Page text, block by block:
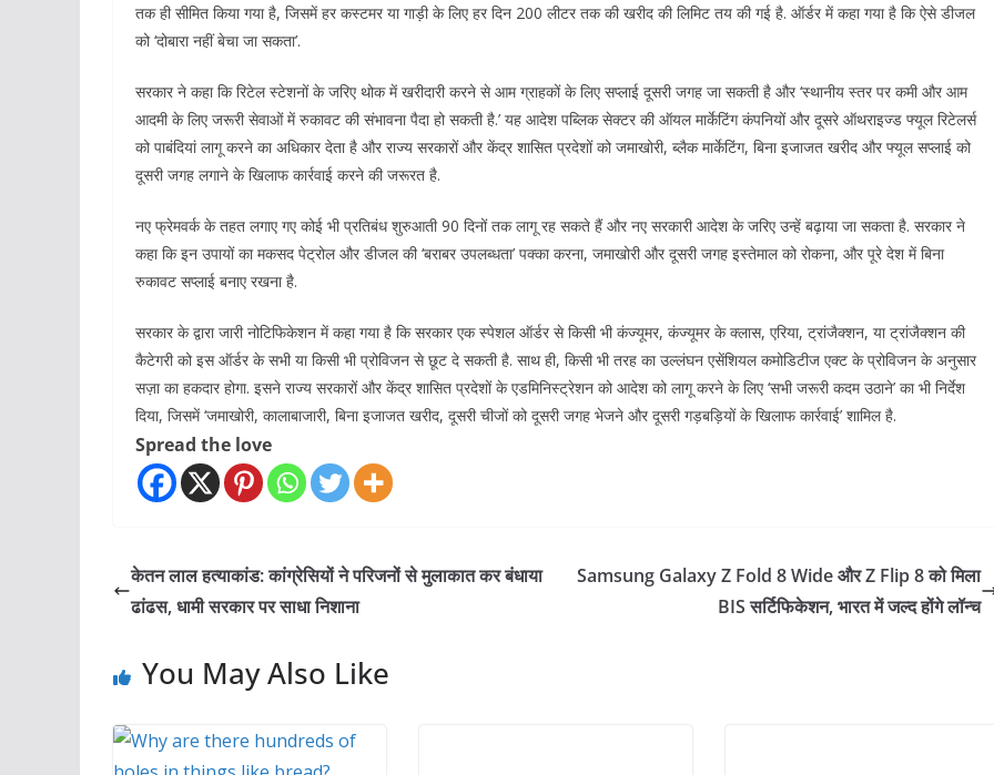
तक ही सीमित किया गया है, जिसमें हर कस्टमर या गाड़ी के लिए हर दिन 200 लीटर तक की खरीद की लिमिट तय की गई है. ऑर्डर में कहा गया है कि ऐसे डीजल
को ‘दोबारा नहीं बेचा जा सकता’.
सरकार ने कहा कि रिटेल स्टेशनों के जरिए थोक में खरीदारी करने से आम ग्राहकों के लिए सप्लाई दूसरी जगह जा सकती है और ‘स्थानीय स्तर पर कमी और आम
आदमी के लिए जरूरी सेवाओं में रुकावट की संभावना पैदा हो सकती है.’ यह आदेश पब्लिक सेक्टर की ऑयल मार्केटिंग कंपनियों और दूसरे ऑथराइज्ड फ्यूल रिटेलर्स
को पाबंदियां लागू करने का अधिकार देता है और राज्य सरकारों और केंद्र शासित प्रदेशों को जमाखोरी, ब्लैक मार्केटिंग, बिना इजाजत खरीद और फ्यूल सप्लाई को
दूसरी जगह लगाने के खिलाफ कार्रवाई करने की जरूरत है.
नए फ्रेमवर्क के तहत लगाए गए कोई भी प्रतिबंध शुरुआती 90 दिनों तक लागू रह सकते हैं और नए सरकारी आदेश के जरिए उन्हें बढ़ाया जा सकता है. सरकार ने
कहा कि इन उपायों का मकसद पेट्रोल और डीजल की ‘बराबर उपलब्धता’ पक्का करना, जमाखोरी और दूसरी जगह इस्तेमाल को रोकना, और पूरे देश में बिना
रुकावट सप्लाई बनाए रखना है.
सरकार के द्वारा जारी नोटिफिकेशन में कहा गया है कि सरकार एक स्पेशल ऑर्डर से किसी भी कंज्यूमर, कंज्यूमर के क्लास, एरिया, ट्रांजैक्शन, या ट्रांजैक्शन की
कैटेगरी को इस ऑर्डर के सभी या किसी भी प्रोविजन से छूट दे सकती है. साथ ही, किसी भी तरह का उल्लंघन एसेंशियल कमोडिटीज एक्ट के प्रोविजन के अनुसार
सज़ा का हकदार होगा. इसने राज्य सरकारों और केंद्र शासित प्रदेशों के एडमिनिस्ट्रेशन को आदेश को लागू करने के लिए ‘सभी जरूरी कदम उठाने’ का भी निर्देश
दिया, जिसमें ‘जमाखोरी, कालाबाजारी, बिना इजाजत खरीद, दूसरी चीजों को दूसरी जगह भेजने और दूसरी गड़बड़ियों के खिलाफ कार्रवाई’ शामिल है.
Spread the love
केतन लाल हत्याकांड: कांग्रेसियों ने परिजनों से मुलाकात कर बंधाया
ढांढस, धामी सरकार पर साधा निशाना
Samsung Galaxy Z Fold 8 Wide और Z Flip 8 को मिला
BIS सर्टिफिकेशन, भारत में जल्द होंगे लॉन्च
You May Also Like